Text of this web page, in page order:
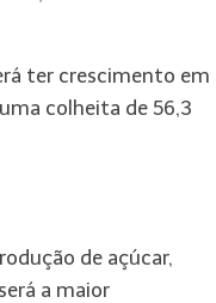
ter crescimento em
colheita de 56,3
de açúcar,
a maior